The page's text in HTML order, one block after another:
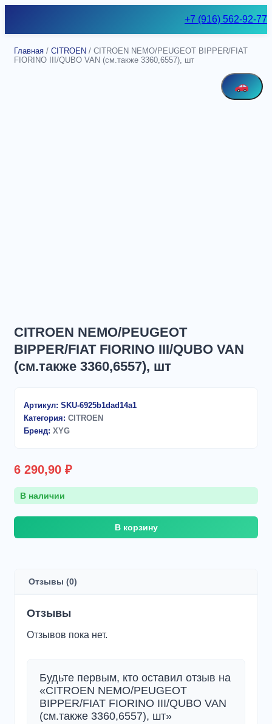
+7 (916) 562-92-77
Главная / CITROEN / CITROEN NEMO/PEUGEOT BIPPER/FIAT
FIORINO III/QUBO VAN (см.также 3360,6557), шт
CITROEN NEMO/PEUGEOT
BIPPER/FIAT FIORINO III/QUBO VAN
(см.также 3360,6557), шт
Артикул: SKU-6925b1dad14a1
Категория: CITROEN
Бренд: XYG
6 290,90 ₽
В наличии
Количество
III/QUBO
(см.также
3360,6557),
В корзину
Отзывы (0)
Отзывы
Отзывов пока нет.
Будьте первым, кто оставил отзыв на
«CITROEN NEMO/PEUGEOT
BIPPER/FIAT FIORINO III/QUBO VAN
(см.также 3360,6557), шт»